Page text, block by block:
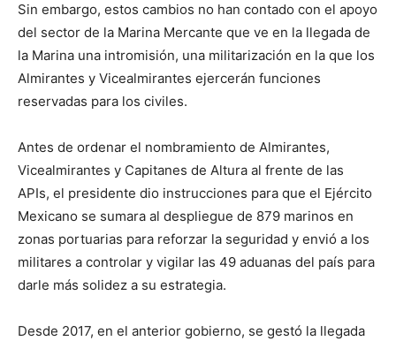
Sin embargo, estos cambios no han contado con el apoyo
del sector de la Marina Mercante que ve en la llegada de
la Marina una intromisión, una militarización en la que los
Almirantes y Vicealmirantes ejercerán funciones
reservadas para los civiles.
Antes de ordenar el nombramiento de Almirantes,
Vicealmirantes y Capitanes de Altura al frente de las
APIs, el presidente dio instrucciones para que el Ejército
Mexicano se sumara al despliegue de 879 marinos en
zonas portuarias para reforzar la seguridad y envió a los
militares a controlar y vigilar las 49 aduanas del país para
darle más solidez a su estrategia.
Desde 2017, en el anterior gobierno, se gestó la llegada